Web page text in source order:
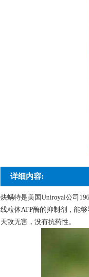
详细内容:
炔螨特是美国Uniroyal公司
线粒体ATP酶的抑制剂，能
天敌无害，没有抗药性。